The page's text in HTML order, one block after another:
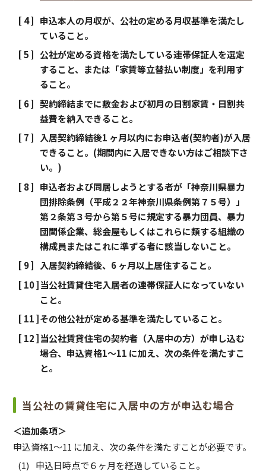
申込本人の月収が、公社の定める月収基準を満たし
ていること。
公社が定める資格を満たしている連帯保証人を選定
すること、または「家賃等立替払い制度」を利用す
ること。
契約締結までに敷金および初月の日割家賃・日割共
益費を納入できること。
入居契約締結後1 ヶ月以内にお申込者(契約者)が入居
できること。(期間内に入居できない方はご相談下さ
い。)
申込者および同居しようとする者が「神奈川県暴力
団排除条例（平成２２年神奈川県条例第７５号）」
第２条第３号から第５号に規定する暴力団員、暴力
団関係企業、総会屋もしくはこれらに類する組織の
構成員またはこれに準ずる者に該当しないこと。
入居契約締結後、6 ヶ月以上居住すること。
当公社賃貸住宅入居者の連帯保証人になっていない
こと。
その他公社が定める基準を満たしていること。
当公社賃貸住宅の契約者（入居中の方）が申し込む
場合、申込資格1～11 に加え、次の条件を満たすこ
と。
当公社の賃貸住宅に入居中の方が申込む場合
＜追加条項＞
申込資格1～11 に加え、次の条件を満たすことが必要です。
申込日時点で６ヶ月を経過していること。